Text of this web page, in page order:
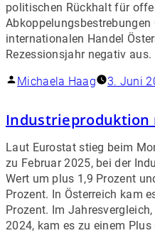
politischen Rückhalt für
Abkoppelungsbestrebungen
internationalen Handel
Rezessionsjahr negativ aus.
Michaela Haag
3. Juni
Industrieproduktion
Laut Eurostat stieg beim
zu Februar 2025, bei der
Wert um plus 1,9 Prozent
Prozent. In Österreich kam
Prozent. Im
2024, kam es zu einem Plus